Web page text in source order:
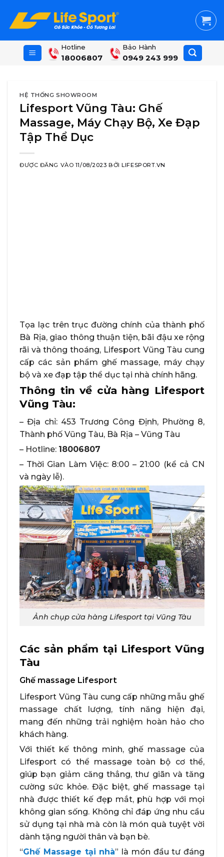
content
Hotline
18006807
Bảo Hành
0949 243 999
HỆ THỐNG SHOWROOM
Lifesport Vũng Tàu: Ghế
Massage, Máy Chạy Bộ, Xe Đạp
Tập Thể Dục
ĐƯỢC ĐĂNG VÀO 11/08/2023 BỞILIFESPORT.VN
Tọa lạc trên trục đường chính của thành phố
Bà Rịa, giao thông thuận tiện, bãi đậu xe rộng
rãi và thông thoáng, Lifesport Vũng Tàu cung
cấp các sản phẩm ghế massage, máy chạy
bộ và xe đạp tập thể dục tại nhà chính hãng.
Thông tin về cửa hàng Lifesport
Vũng Tàu:
– Địa chỉ: 453 Trương Công Định, Phường 8,
Thành phố Vũng Tàu, Bà Rịa – Vũng Tàu
– Hotline: 18006807
– Thời Gian Làm Việc: 8:00 – 21:00 (kể cả CN
và ngày lễ).
Ảnh chụp cửa hàng Lifesport tại Vũng Tàu
Các sản phẩm tại Lifesport Vũng
Tàu
Ghế massage Lifesport
Lifesport Vũng Tàu cung cấp những mẫu ghế
massage chất lượng, tính năng hiện đại,
mang đến những trải nghiệm hoàn hảo cho
khách hàng.
Với thiết kế thông minh, ghế massage của
Lifesport có thể massage toàn bộ cơ thể,
giúp bạn giảm căng thẳng, thư giãn và tăng
cường sức khỏe. Đặc biệt, ghế massage tại
nhà được thiết kế đẹp mắt, phù hợp với mọi
không gian sống. Không chỉ đáp ứng nhu cầu
sử dụng tại nhà mà còn là món quà tuyệt vời
dành tặng người thân và bạn bè.
“Ghế Massage tại nhà” là món đầu tư đáng